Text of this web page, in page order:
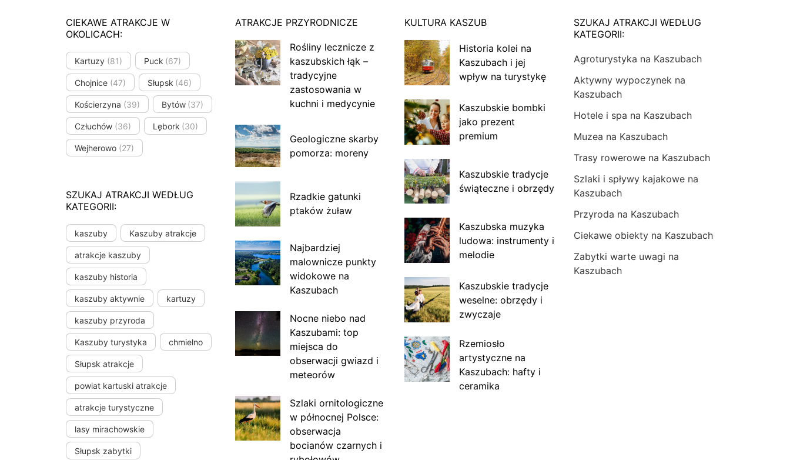
CIEKAWE ATRAKCJE W
OKOLICACH:
Kartuzy (81) Puck (67)
Chojnice (47) Słupsk (46)
Kościerzyna (39) Bytów (37)
Człuchów (36) Lębork (30)
Wejherowo (27)
SZUKAJ ATRAKCJI WEDŁUG
KATEGORII:
kaszuby Kaszuby atrakcje
atrakcje kaszuby
kaszuby historia
kaszuby aktywnie kartuzy
kaszuby przyroda
Kaszuby turystyka chmielno
Słupsk atrakcje
powiat kartuski atrakcje
atrakcje turystyczne
lasy mirachowskie
Słupsk zabytki
ATRAKCJE PRZYRODNICZE
Rośliny lecznicze z
kaszubskich łąk –
tradycyjne
zastosowania w
kuchni i medycynie
Geologiczne skarby
pomorza: moreny
Rzadkie gatunki
ptaków żuław
Najbardziej
malownicze punkty
widokowe na
Kaszubach
Nocne niebo nad
Kaszubami: top
miejsca do
obserwacji gwiazd i
meteorów
Szlaki ornitologiczne
w północnej Polsce:
obserwacja
bocianów czarnych i
KULTURA KASZUB
Historia kolei na
Kaszubach i jej
wpływ na turystykę
Kaszubskie bombki
jako prezent
premium
Kaszubskie tradycje
świąteczne i obrzędy
Kaszubska muzyka
ludowa: instrumenty i
melodie
Kaszubskie tradycje
weselne: obrzędy i
zwyczaje
Rzemiosło
artystyczne na
Kaszubach: hafty i
ceramika
SZUKAJ ATRAKCJI WEDŁUG
KATEGORII:
Agroturystyka na Kaszubach
Aktywny wypoczynek na
Kaszubach
Hotele i spa na Kaszubach
Muzea na Kaszubach
Trasy rowerowe na Kaszubach
Szlaki i spływy kajakowe na
Kaszubach
Przyroda na Kaszubach
Ciekawe obiekty na Kaszubach
Zabytki warte uwagi na
Kaszubach